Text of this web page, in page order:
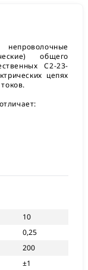
общего
С2-23-
цепях
10
0,25
200
±1